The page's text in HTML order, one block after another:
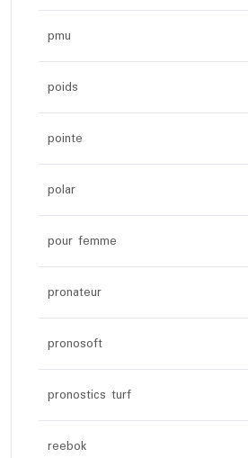
pmu
poids
pointe
polar
pour femme
pronateur
pronosoft
pronostics turf
reebok